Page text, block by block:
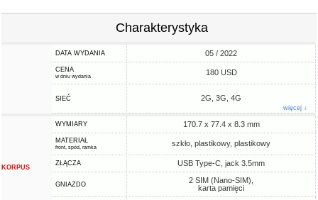
Charakterystyka
DATA WYDANIA 05 / 2022
CENA
w dniu wydania 180 USD
SIEĆ 2G, 3G, 4G
więcej ↓
KORPUS
WYMIARY 170.7 x 77.4 x 8.3 mm
MATERIAŁ
front, spód, ramka szkło, plastikowy, plastikowy
ZŁĄCZA USB Type-C, jack 3.5mm
GNIAZDO
2 SIM (Nano-SIM),
karta pamięci